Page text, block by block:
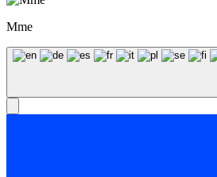
Mme